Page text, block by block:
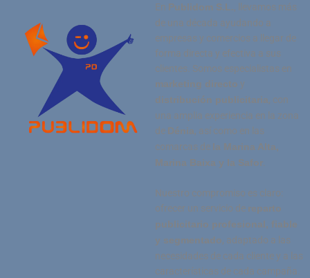
En Publidom S.L., llevamos más
de una década ayudando a
empresas y comercios a llegar de
forma directa y efectiva a sus
clientes. Somos especialistas en
marketing directo y
distribución publicitaria, con
una amplia experiencia en la zona
de Dénia, así como en las
comarcas de la Marina Alta,
Marina Baixa y la Safor
Nuestro compromiso es claro:
ofrecer un servicio de reparto
publicitario profesional, fiable
y segmentado, adaptado a las
necesidades de cada cliente y a las
características de cada campaña.